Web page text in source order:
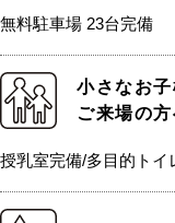
無料駐車場 23台完備
小さなお
ご来場の
授乳室完備/多目的ト